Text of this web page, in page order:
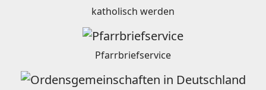
katholisch werden
Pfarrbriefservice